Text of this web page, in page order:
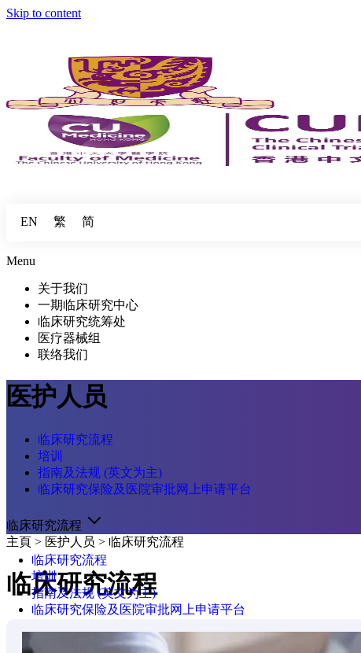
Skip to content
EN 繁 简
Menu
关于我们
一期临床研究中心
临床研究统筹处
医疗器械组
联络我们
医护人员
临床研究流程
培训
指南及法规 (英文为主)
临床研究保险及医院审批网上申请平台
临床研究流程
临床研究流程
培训
指南及法规 (英文为主)
临床研究保险及医院审批网上申请平台
主頁 > 医护人员 > 临床研究流程
临床研究流程